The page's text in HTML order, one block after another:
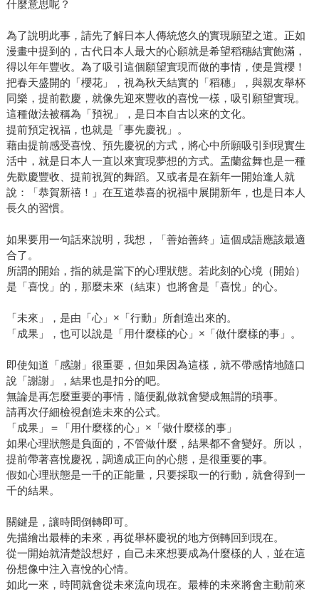
什麼意思呢？
為了說明此事，請先了解日本人傳統悠久的實現願望之道。正如
漫畫中提到的，古代日本人最大的心願就是希望稻穗結實飽滿，
得以年年豐收。為了吸引這個願望實現而做的事情，便是賞櫻！
把春天盛開的「櫻花」，視為秋天結實的「稻穗」，與親友舉杯
同樂，提前歡慶，就像先迎來豐收的喜悅一樣，吸引願望實現。
這種做法被稱為「預祝」，是日本自古以來的文化。
提前預定祝福，也就是「事先慶祝」。
藉由提前感受喜悅、預先慶祝的方式，將心中所願吸引到現實生
活中，就是日本人一直以來實現夢想的方式。盂蘭盆舞也是一種
先歡慶豐收、提前祝賀的舞蹈。又或者是在新年一開始逢人就
說：「恭賀新禧！」在互道恭喜的祝福中展開新年，也是日本人
長久的習慣。
如果要用一句話來說明，我想，「善始善終」這個成語應該最適
合了。
所謂的開始，指的就是當下的心理狀態。若此刻的心境（開始）
是「喜悅」的，那麼未來（結束）也將會是「喜悅」的心。
「未來」，是由「心」×「行動」所創造出來的。
「成果」，也可以說是「用什麼樣的心」×「做什麼樣的事」。
即使知道「感謝」很重要，但如果因為這樣，就不帶感情地隨口
說「謝謝」，結果也是扣分的吧。
無論是再怎麼重要的事情，隨便亂做就會變成無謂的瑣事。
請再次仔細檢視創造未來的公式。
「成果」＝「用什麼樣的心」×「做什麼樣的事」
如果心理狀態是負面的，不管做什麼，結果都不會變好。所以，
提前帶著喜悅慶祝，調適成正向的心態，是很重要的事。
假如心理狀態是一千的正能量，只要採取一的行動，就會得到一
千的結果。
關鍵是，讓時間倒轉即可。
先描繪出最棒的未來，再從舉杯慶祝的地方倒轉回到現在。
從一開始就清楚設想好，自己未來想要成為什麼樣的人，並在這
份想像中注入喜悅的心情。
如此一來，時間就會從未來流向現在。最棒的未來將會主動前來